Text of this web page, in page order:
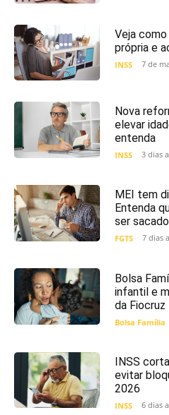
Veja
própria e
INSS 7 de
Nova
elevar
entenda
INSS 3 dias
MEI tem
Entenda
ser sacado
FGTS 7 dias
Bolsa
infantil e
da Fiocruz
Bolsa Família
INSS
evitar
2026
INSS 6 dias